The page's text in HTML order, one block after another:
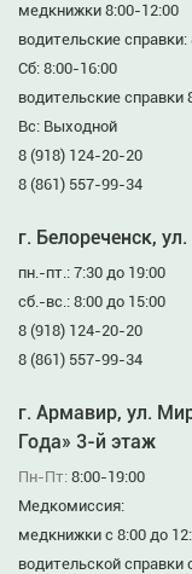
медкнижки 8:00-12:00
водительские
Сб: 8:00-16:00
водительские справки
Вс: Выходной
8 (918) 124-20-20
8 (861) 557-99-34
г. Белореченск,
пн.-пт.: 7:30 до 19:00
сб.-вс.: 8:00 до 15:00
8 (918) 124-20-20
8 (861) 557-99-34
г. Армавир, ул.
Года» 3-й этаж
Пн-Пт: 8:00-19:00
Медкомиссия:
медкнижки с 8:00 до
водительской справки